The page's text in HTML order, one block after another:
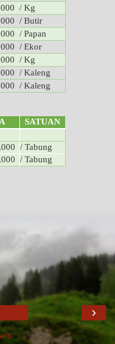
/ Kg
/ Butir
/ Papan
/ Ekor
/ Kg
/ Kaleng
/ Kaleng
SATUAN
/ Tabung
/ Tabung
›